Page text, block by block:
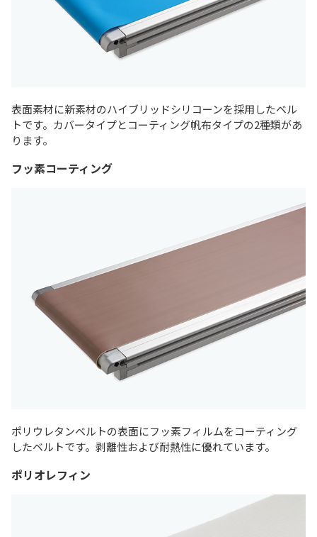
表面素材に新素材のハイブリッドシリコーンを採用したベル
トです。カバータイプとコーティング帆布タイプの2種類があ
ります。
フッ素コーティング
ポリウレタンベルトの表面にフッ素フィルムをコーティング
したベルトです。剥離性および耐熱性に優れています。
ポリオレフィン